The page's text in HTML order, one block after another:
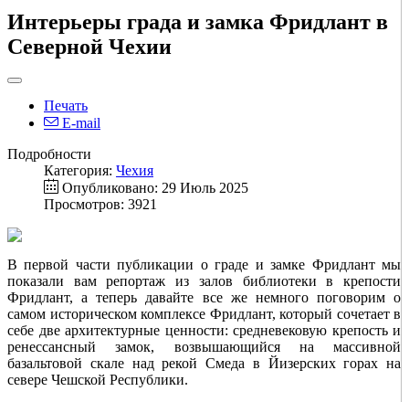
Интерьеры града и замка Фридлант в
Северной Чехии
Печать
E-mail
Подробности
Категория: Чехия
Опубликовано: 29 Июль 2025
Просмотров: 3921
В первой части публикации о граде и замке Фридлант мы
показали вам репортаж из залов библиотеки в крепости
Фридлант, а теперь давайте все же немного поговорим о
самом историческом комплексе Фридлант, который сочетает в
себе две архитектурные ценности: средневековую крепость и
ренессансный замок, возвышающийся на массивной
базальтовой скале над рекой Смеда в Йизерских горах на
севере Чешской Республики.